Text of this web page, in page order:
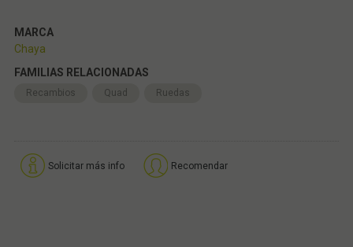
MARCA
Chaya
FAMILIAS RELACIONADAS
Recambios Quad Ruedas
Solicitar más info Recomendar